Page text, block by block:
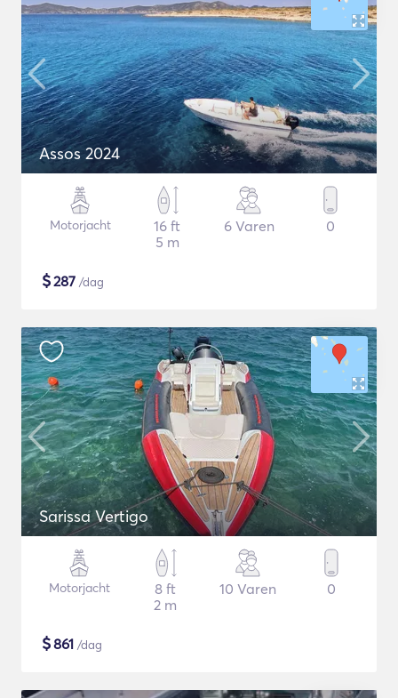
Assos 2024
Motorjacht
16 ft
5 m
6 Varen 0
$287 /dag
Sarissa Vertigo
Motorjacht
8 ft
2 m
10 Varen 0
$861 /dag